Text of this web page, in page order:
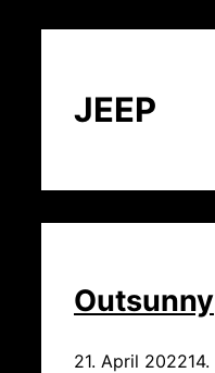
JEEP
Outsunny
21. April 202214.